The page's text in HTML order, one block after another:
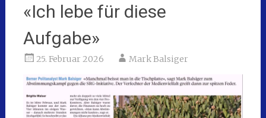
«Ich lebe für diese
Aufgabe»
25. Februar 2026 Mark Balsiger